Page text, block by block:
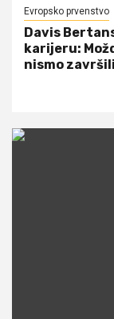
Evropsko prvenstvo
Davis
karijeru:
nismo